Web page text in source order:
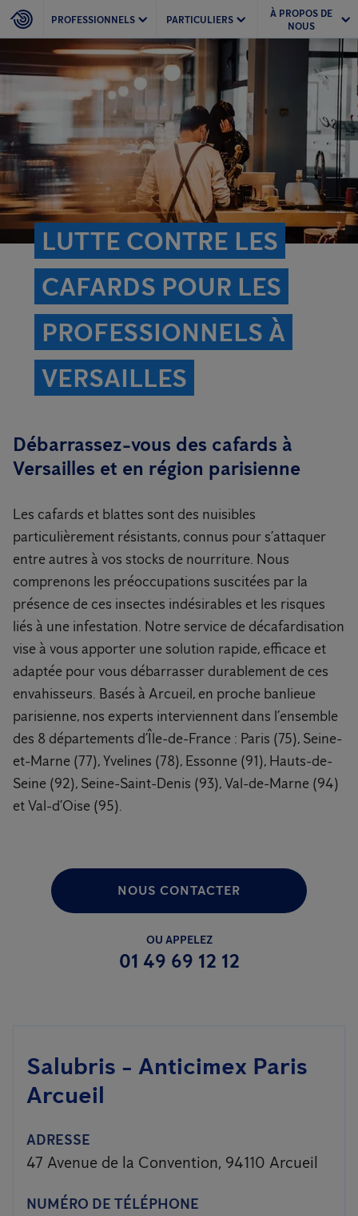
PROFESSIONNELS PARTICULIERS
À PROPOS DE
NOUS
LUTTE CONTRE LES
CAFARDS POUR LES
PROFESSIONNELS À
VERSAILLES
Débarrassez-vous des cafards à
Versailles et en région parisienne
Les cafards et blattes sont des nuisibles
particulièrement résistants, connus pour s’attaquer
entre autres à vos stocks de nourriture. Nous
comprenons les préoccupations suscitées par la
présence de ces insectes indésirables et les risques
liés à une infestation. Notre service de décafardisation
vise à vous apporter une solution rapide, efficace et
adaptée pour vous débarrasser durablement de ces
envahisseurs. Basés à Arcueil, en proche banlieue
parisienne, nos experts interviennent dans l’ensemble
des 8 départements d’Île-de-France : Paris (75), Seine-
et-Marne (77), Yvelines (78), Essonne (91), Hauts-de-
Seine (92), Seine-Saint-Denis (93), Val-de-Marne (94)
et Val-d’Oise (95).
NOUS CONTACTER
OU APPELEZ
01 49 69 12 12
Salubris - Anticimex Paris
Arcueil
ADRESSE
47 Avenue de la Convention, 94110 Arcueil
NUMÉRO DE TÉLÉPHONE